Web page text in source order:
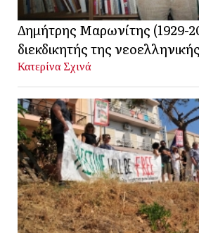
Δημήτρης Μαρωνίτης (1929-
διεκδικητής της
Κατερίνα Σχινά